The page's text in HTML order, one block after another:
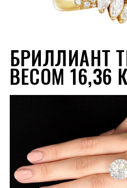
БРИЛЛИАНТ
ВЕСОМ 16,36